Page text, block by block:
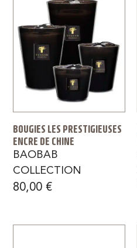
BOUGIES LES PRESTIGIEUSES
ENCRE DE CHINE
BAOBAB
COLLECTION
80,00€